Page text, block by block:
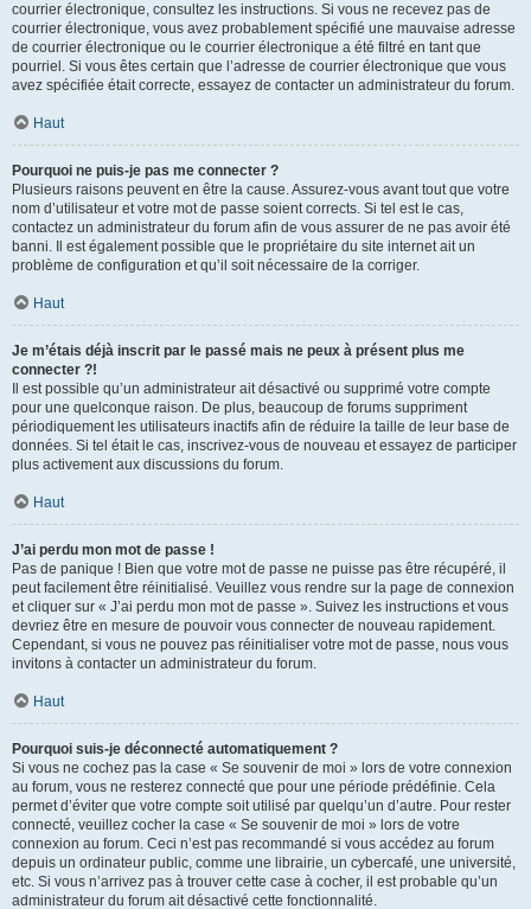
courrier électronique, consultez les instructions. Si vous ne recevez pas de
courrier électronique, vous avez probablement spécifié une mauvaise adresse
de courrier électronique ou le courrier électronique a été filtré en tant que
pourriel. Si vous êtes certain que l’adresse de courrier électronique que vous
avez spécifiée était correcte, essayez de contacter un administrateur du forum.
Haut
Pourquoi ne puis-je pas me connecter ?
Plusieurs raisons peuvent en être la cause. Assurez-vous avant tout que votre
nom d’utilisateur et votre mot de passe soient corrects. Si tel est le cas,
contactez un administrateur du forum afin de vous assurer de ne pas avoir été
banni. Il est également possible que le propriétaire du site internet ait un
problème de configuration et qu’il soit nécessaire de la corriger.
Haut
Je m’étais déjà inscrit par le passé mais ne peux à présent plus me
connecter ?!
Il est possible qu’un administrateur ait désactivé ou supprimé votre compte
pour une quelconque raison. De plus, beaucoup de forums suppriment
périodiquement les utilisateurs inactifs afin de réduire la taille de leur base de
données. Si tel était le cas, inscrivez-vous de nouveau et essayez de participer
plus activement aux discussions du forum.
Haut
J’ai perdu mon mot de passe !
Pas de panique ! Bien que votre mot de passe ne puisse pas être récupéré, il
peut facilement être réinitialisé. Veuillez vous rendre sur la page de connexion
et cliquer sur « J’ai perdu mon mot de passe ». Suivez les instructions et vous
devriez être en mesure de pouvoir vous connecter de nouveau rapidement.
Cependant, si vous ne pouvez pas réinitialiser votre mot de passe, nous vous
invitons à contacter un administrateur du forum.
Haut
Pourquoi suis-je déconnecté automatiquement ?
Si vous ne cochez pas la case « Se souvenir de moi » lors de votre connexion
au forum, vous ne resterez connecté que pour une période prédéfinie. Cela
permet d’éviter que votre compte soit utilisé par quelqu’un d’autre. Pour rester
connecté, veuillez cocher la case « Se souvenir de moi » lors de votre
connexion au forum. Ceci n’est pas recommandé si vous accédez au forum
depuis un ordinateur public, comme une librairie, un cybercafé, une université,
etc. Si vous n’arrivez pas à trouver cette case à cocher, il est probable qu’un
administrateur du forum ait désactivé cette fonctionnalité.